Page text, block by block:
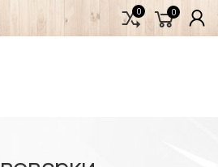
мобільне меню
0 0